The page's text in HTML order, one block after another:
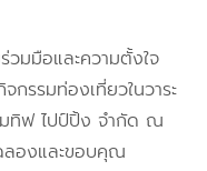
วมมือและความตั้งใจ
รรมท่องเที่ยวในวาระ
มทิฟ ไปป์ปิ้ง จำกัด ณ
ลองและขอบคุณ